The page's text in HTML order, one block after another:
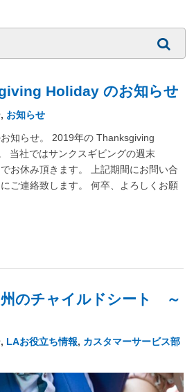
Holiday のお知らせ
お知らせ
知らせ。 2019年の Thanksgiving
当社ではサンクスギビングの週末
お休み頂きます。 上記期間にお問い合
ご連絡致します。 何卒、よろしくお願
のチャイルドシート ～
LAお役立ち情報, カスタマーサービス部